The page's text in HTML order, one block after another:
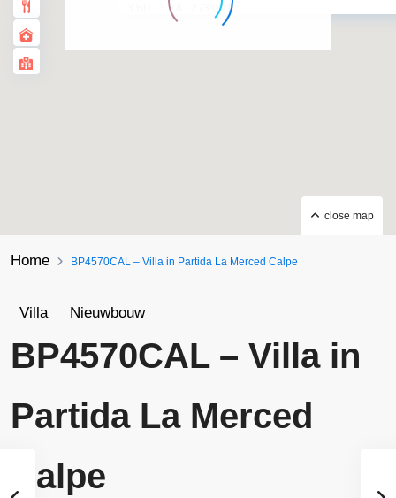
3 BA 273.00 ft
close map
Home BP4570CAL – Villa in Partida La Merced Calpe
Villa Nieuwbouw
BP4570CAL – Villa in
Partida La Merced
Calpe